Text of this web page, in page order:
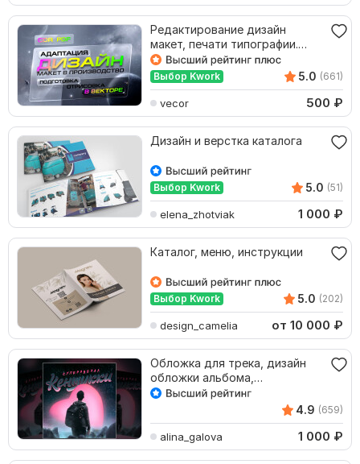
Редактирование дизайн
макет, печати типографии.
Подготовка печати CDR
Выбор Kwork 5.0 (661)
vecor 500 ₽
Дизайн и верстка каталога
Выбор Kwork 5.0 (51)
elena_zhotviak 1 000 ₽
Каталог, меню, инструкции
Выбор Kwork 5.0 (202)
design_camelia от 10 000 ₽
Обложка для трека, дизайн
обложки альбома,
оформление на заказ
4.9 (659)
alina_galova 1 000 ₽